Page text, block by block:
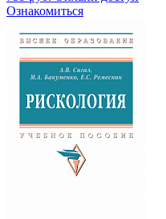
Ознакомиться